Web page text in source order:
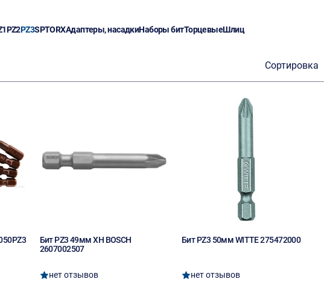
PZ2PZ3SPTORXАдаптеры, насадкиНаборы битТорцевыеШлиц
Сортировка
Бит PZ3 49мм XH BOSCH
2607002507
нет отзывов
Бит PZ3 50мм WITTE 275472000
нет отзывов